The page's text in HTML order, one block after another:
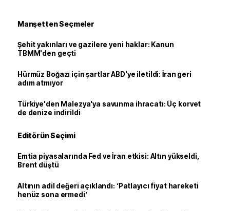
Manşetten Seçmeler
Şehit yakınları ve gazilere yeni haklar: Kanun
TBMM'den geçti
Hürmüz Boğazı için şartlar ABD'ye iletildi: İran geri
adım atmıyor
Türkiye'den Malezya'ya savunma ihracatı: Üç korvet
de denize indirildi
Editörün Seçimi
Emtia piyasalarında Fed ve İran etkisi: Altın yükseldi,
Brent düştü
Altının adil değeri açıklandı: ‘Patlayıcı fiyat hareketi
henüz sona ermedi’